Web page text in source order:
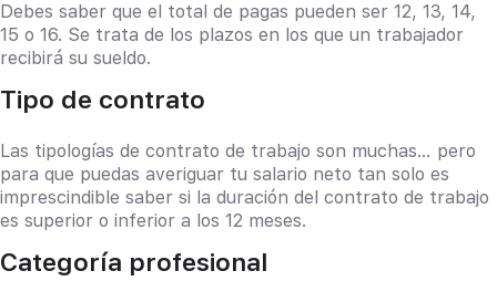
Debes saber que el total de pagas pueden ser 12, 13, 14,
15 o 16. Se trata de los plazos en los que un trabajador
recibirá su sueldo.
Tipo de contrato
Las tipologías de contrato de trabajo son muchas… pero
para que puedas averiguar tu salario neto tan solo es
imprescindible saber si la duración del contrato de trabajo
es superior o inferior a los 12 meses.
Categoría profesional